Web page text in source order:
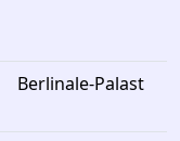
Berlinale-Palast